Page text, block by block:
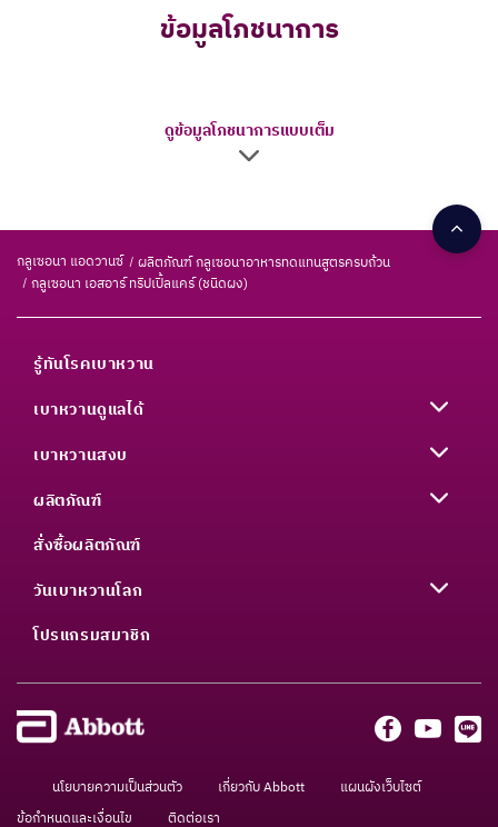
ข้อมูลโภชนาการ
ดูข้อมูลโภชนาการแบบเต็ม
กลูเซอนา แอดวานซ์
ผลิตภัณฑ์ กลูเซอนาอาหารทดแทนสูตรครบถ้วน
กลูเซอนา เอสอาร์ ทริปเปิ้ลแคร์ (ชนิดผง)
รู้ทันโรคเบาหวาน
เบาหวานดูแลได้
เบาหวานสงบ
ผลิตภัณฑ์
สั่งซื้อผลิตภัณฑ์
วันเบาหวานโลก
โปรแกรมสมาชิก
นโยบายความเป็นส่วนตัว เกี่ยวกับ Abbott
แผนผังเว็บไซต์
ข้อกำหนดและเงื่อนไข
ติดต่อเรา